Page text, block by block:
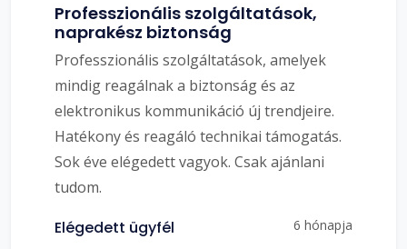
Professzionális szolgáltatások,
naprakész biztonság
Professzionális szolgáltatások, amelyek
mindig reagálnak a biztonság és az
elektronikus kommunikáció új trendjeire.
Hatékony és reagáló technikai támogatás.
Sok éve elégedett vagyok. Csak ajánlani
tudom.
Elégedett ügyfél 6 hónapja